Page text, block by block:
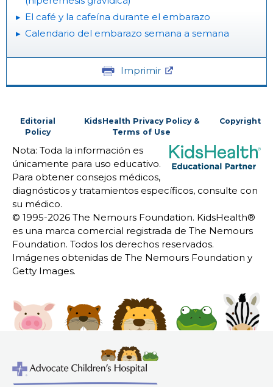
El café y la cafeína durante el embarazo
Calendario del embarazo semana a semana
Imprimir
Editorial
Policy
KidsHealth Privacy Policy &
Terms of Use
Copyright
Nota: Toda la información es
únicamente para uso educativo.
Para obtener consejos médicos,
diagnósticos y tratamientos específicos, consulte con
su médico.
© 1995-2026 The Nemours Foundation. KidsHealth®
es una marca comercial registrada de The Nemours
Foundation. Todos los derechos reservados.
Imágenes obtenidas de The Nemours Foundation y
Getty Images.